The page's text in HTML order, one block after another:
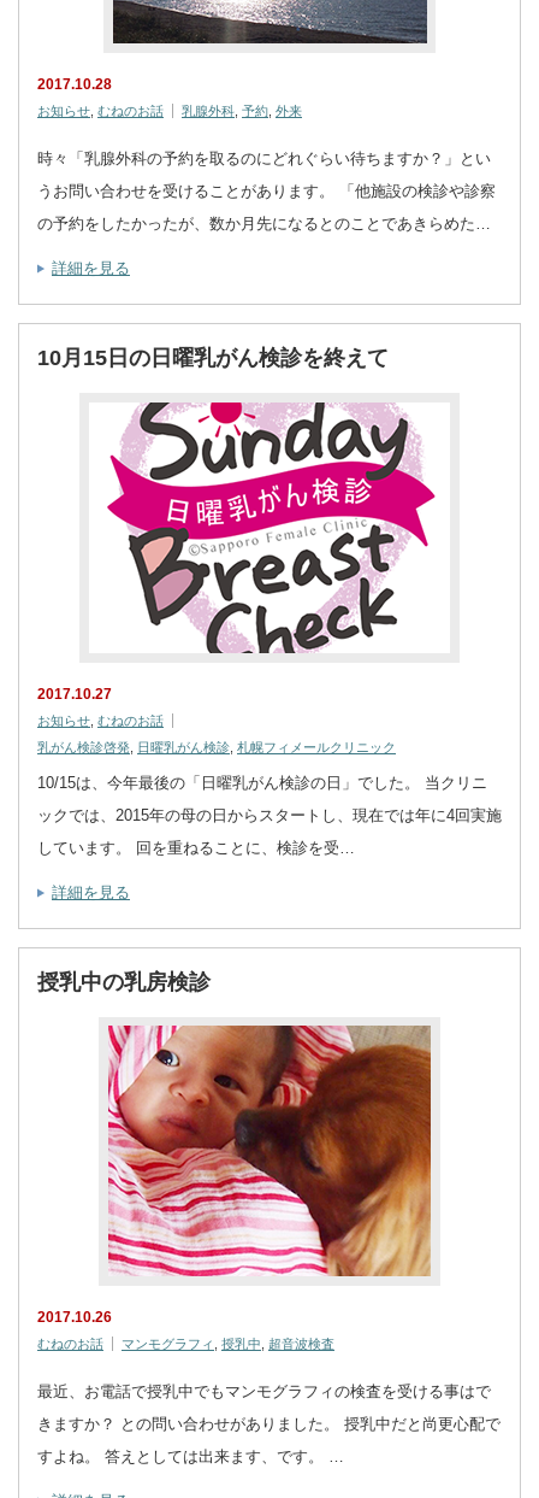
2017.10.28
お知らせ むねのお話 乳腺外科 予約 外来
時々「乳腺外科の予約を取るのにどれぐらい待ちますか？」とい
うお問い合わせを受けることがあります。 「他施設の検診や診察
の予約をしたかったが、数か月先になるとのことであきらめた…
詳細を見る
10月15日の日曜乳がん検診を終えて
2017.10.27
お知らせ むねのお話
乳がん検診啓発 日曜乳がん検診 札幌フィメールクリニック
10/15は、今年最後の「日曜乳がん検診の日」でした。 当クリニ
ックでは、2015年の母の日からスタートし、現在では年に4回実施
しています。 回を重ねることに、検診を受…
詳細を見る
授乳中の乳房検診
2017.10.26
むねのお話 マンモグラフィ 授乳中 超音波検査
最近、お電話で授乳中でもマンモグラフィの検査を受ける事はで
きますか？ との問い合わせがありました。 授乳中だと尚更心配で
すよね。 答えとしては出来ます、です。 …